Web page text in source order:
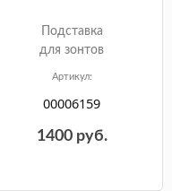
Подставка
для зонтов
Артикул:
00006159
1400руб.